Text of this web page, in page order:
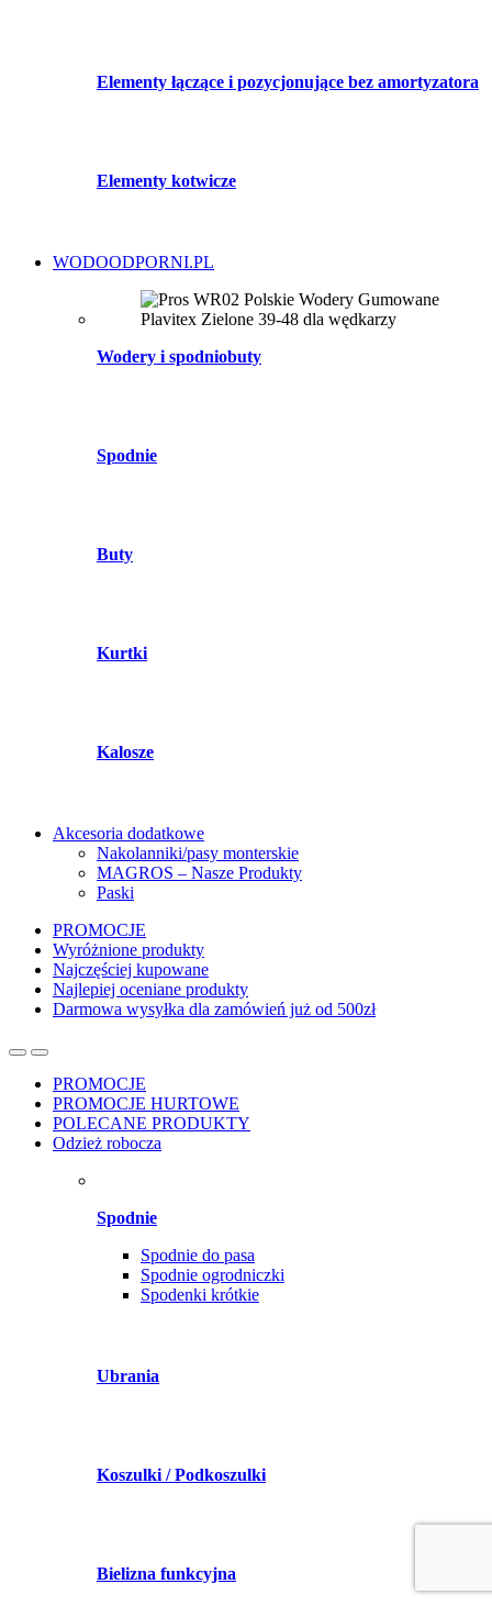
Elementy łączące i pozycjonujące bez amortyzatora
Elementy kotwicze
WODOODPORNI.PL
Wodery i spodniobuty
Spodnie
Buty
Kurtki
Kalosze
Akcesoria dodatkowe
Nakolanniki/pasy monterskie
MAGROS – Nasze Produkty
Paski
PROMOCJE
Wyróżnione produkty
Najczęściej kupowane
Najlepiej oceniane produkty
Darmowa wysyłka dla zamówień już od 500zł
PROMOCJE
PROMOCJE HURTOWE
POLECANE PRODUKTY
Odzież robocza
Spodnie
Spodnie do pasa
Spodnie ogrodniczki
Spodenki krótkie
Ubrania
Koszulki / Podkoszulki
Bielizna funkcyjna